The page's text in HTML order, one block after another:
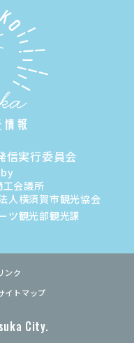
信実行委員会
会議所
人横須賀市観光協会
ツ観光部観光課
City.
ンク
イトマップ